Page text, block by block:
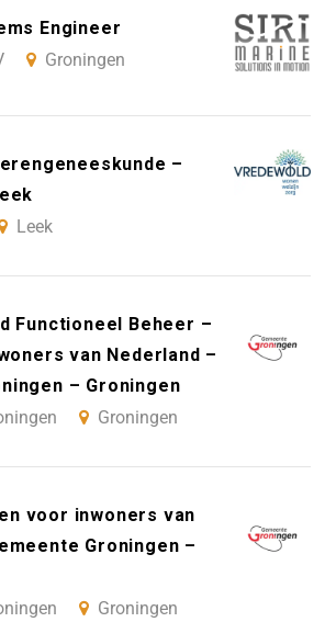
Engineer
Groningen
–
Leek
Functioneel Beheer –
van Nederland –
– Groningen
Groningen
voor inwoners van
Groningen –
Groningen